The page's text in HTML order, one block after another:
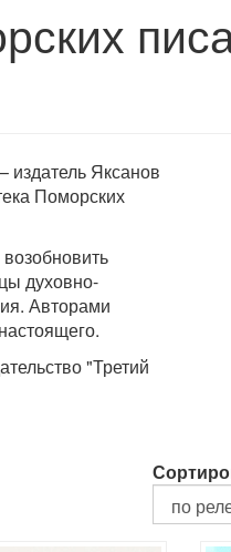
Яксанов
Поморских
духовно-
Авторами
"Третий